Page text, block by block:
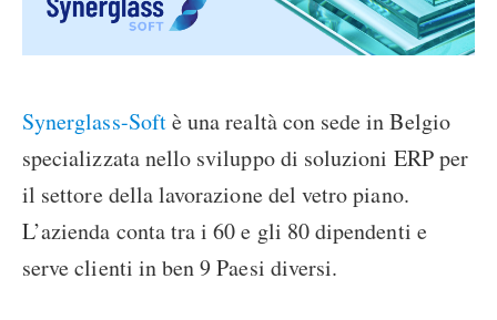
Synerglass-Softè una realtà con sede in Belgio
specializzata nello sviluppo di soluzioni ERP per
il settore della lavorazione del vetro piano.
L’azienda conta tra i 60 e gli 80 dipendenti e
serve clienti in ben 9 Paesi diversi.